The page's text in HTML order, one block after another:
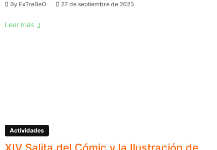
By ExTreBeO 27 de septiembre de 2023
Leer más
Actividades